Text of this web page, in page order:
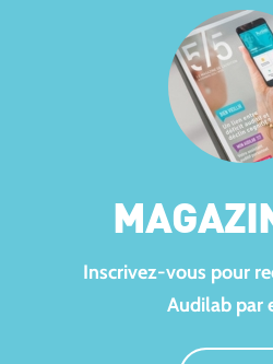
Inscrivez-vous pour
Audilab par